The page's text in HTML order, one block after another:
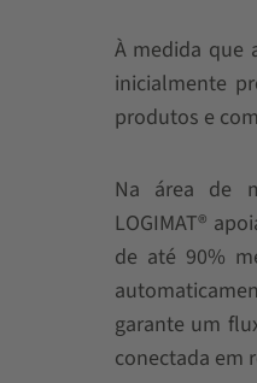
À medida que
inicialmente
produtos e
Na área de
LOGIMAT®
de até 90%
garante um
conectada em